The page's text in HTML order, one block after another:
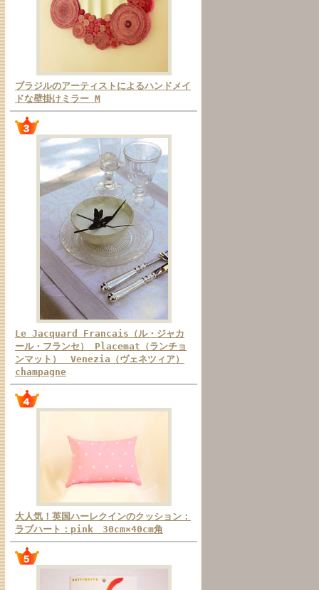
ブラジルのアーティストによるハンドメイ
ドな壁掛けミラー M
Le Jacquard Francais（ル・ジャカ
ール・フランセ） Placemat（ランチョ
ンマット） Venezia（ヴェネツィア）
champagne
大人気！英国ハーレクインのクッション：
ラブハート：pink 30cm×40cm角